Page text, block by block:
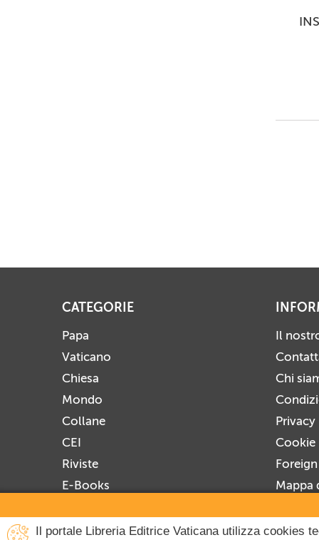
Il portale Libreria Editrice Vaticana utilizza cookies
CATEGORIE
Papa
Vaticano
Chiesa
Mondo
Collane
CEI
Riviste
E-Books
Il
Chi
Cookie
Mappa